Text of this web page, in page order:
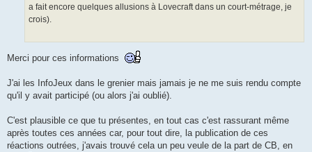
a fait encore quelques allusions à Lovecraft dans un court-métrage, je
crois).
Merci pour ces informations
J'ai les InfoJeux dans le grenier mais jamais je ne me suis rendu compte
qu'il y avait participé (ou alors j'ai oublié).
C'est plausible ce que tu présentes, en tout cas c'est rassurant même
après toutes ces années car, pour tout dire, la publication de ces
réactions outrées, j'avais trouvé cela un peu veule de la part de CB, en